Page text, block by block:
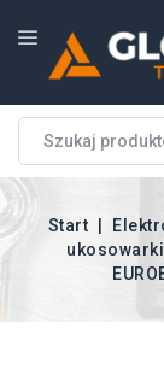
Start
ukosowarki